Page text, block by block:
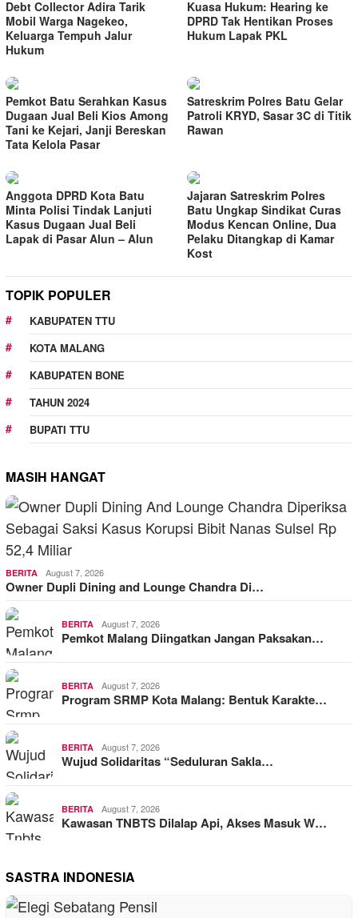
Debt Collector Adira Tarik
Mobil Warga Nagekeo,
Keluarga Tempuh Jalur
Hukum
Kuasa Hukum: Hearing ke
DPRD Tak Hentikan Proses
Hukum Lapak PKL
Pemkot Batu Serahkan Kasus
Dugaan Jual Beli Kios Among
Tani ke Kejari, Janji Bereskan
Tata Kelola Pasar
Satreskrim Polres Batu Gelar
Patroli KRYD, Sasar 3C di Titik
Rawan
Anggota DPRD Kota Batu
Minta Polisi Tindak Lanjuti
Kasus Dugaan Jual Beli
Lapak di Pasar Alun – Alun
Jajaran Satreskrim Polres
Batu Ungkap Sindikat Curas
Modus Kencan Online, Dua
Pelaku Ditangkap di Kamar
Kost
TOPIK POPULER
KABUPATEN TTU
KOTA MALANG
KABUPATEN BONE
TAHUN 2024
BUPATI TTU
MASIH HANGAT
BERITA August 7, 2026
Owner Dupli Dining and Lounge Chandra Di…
BERITA August 7, 2026
Pemkot Malang Diingatkan Jangan Paksakan…
BERITA August 7, 2026
Program SRMP Kota Malang: Bentuk Karakte…
BERITA August 7, 2026
Wujud Solidaritas “Seduluran Sakla…
BERITA August 7, 2026
Kawasan TNBTS Dilalap Api, Akses Masuk W…
SASTRA INDONESIA